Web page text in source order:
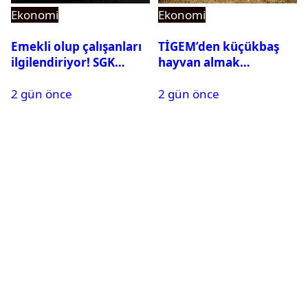
Ekonomi
Emekli olup çalışanları
ilgilendiriyor! SGK
2 gün önce
Ekonomi
TİGEM’den küçükbaş
hayvan almak
350 küçükbaş hayvan
2 gün önce